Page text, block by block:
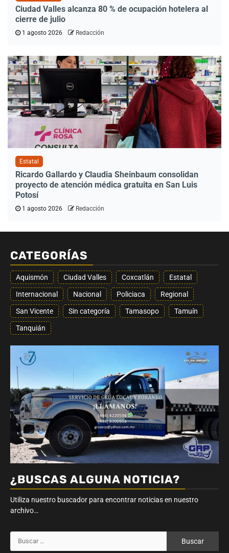
Ciudad Valles alcanza 80 % de ocupación hotelera al
cierre de julio
1 agosto 2026 Redacción
Estatal
Ricardo Gallardo y Claudia Sheinbaum consolidan
proyecto de atención médica gratuita en San Luis
Potosí
1 agosto 2026 Redacción
CATEGORÍAS
Aquismón Ciudad Valles Coxcatlán Estatal
Internacional Nacional Policiaca Regional
San Vicente Sin categoría Tamasopo Tamuín
Tanquián
¿BUSCAS ALGUNA NOTICIA?
Utiliza nuestro buscador para encontrar noticias en nuestro
archivo…